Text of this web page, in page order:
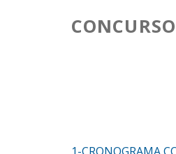
1-CRONOGRAMA